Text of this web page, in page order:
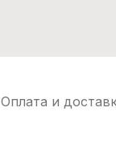
Оплата и